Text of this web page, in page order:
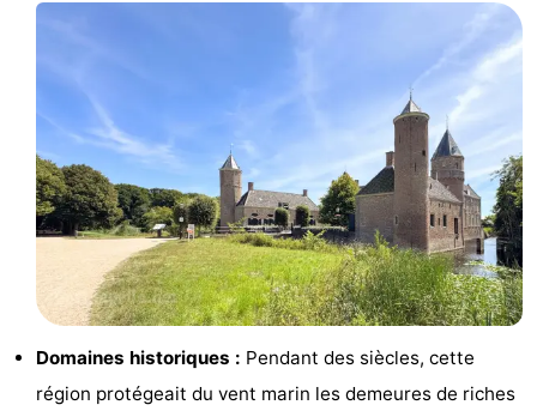
minutes
Plages
Voir
Lieux
Musées
Monuments
Domaines historiques : Pendant des siècles, cette
région protégeait du vent marin les demeures de riches